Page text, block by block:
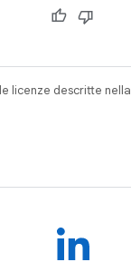
licenze descritte nella